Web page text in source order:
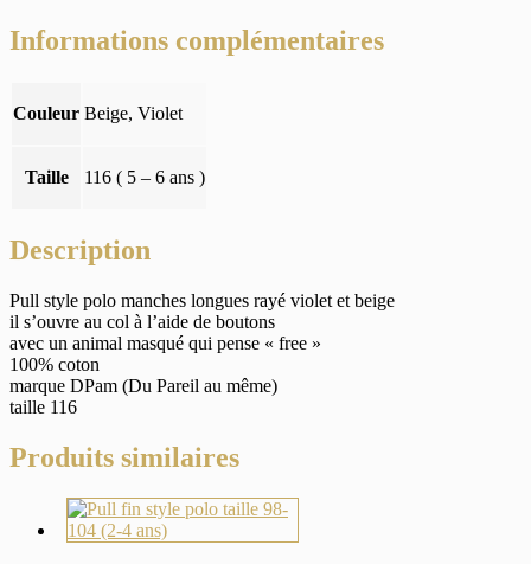
Informations complémentaires
Couleur Beige, Violet
Taille 116 ( 5 – 6 ans )
Description
Pull style polo manches longues rayé violet et beige
il s’ouvre au col à l’aide de boutons
avec un animal masqué qui pense « free »
100% coton
marque DPam (Du Pareil au même)
taille 116
Produits similaires